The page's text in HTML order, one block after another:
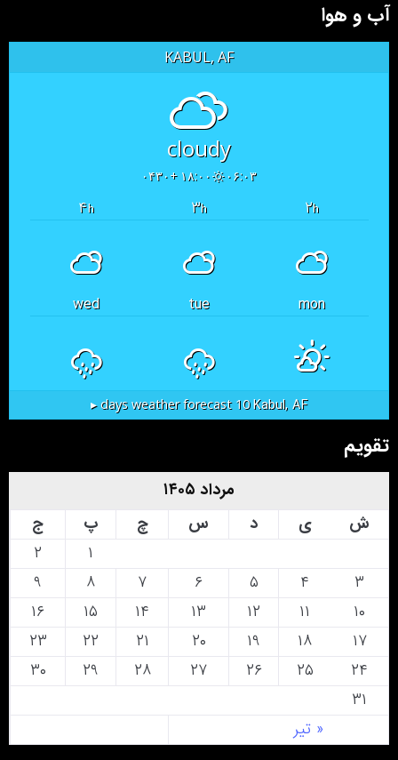
آب و هوا
KABUL, AF
cloudy
۰۶:۰۳ ۱۸:۰۰ +۰۴۳۰
۲h ۳h ۴h
mon
tue
wed
Kabul, AF
10 days weather forecast ▸
تقویم
مرداد ۱۴۰۵
ش
ی د س چ پ ج
« تیر
۲
۳
۴ ۵ ۶ ۷ ۸
۹
۱۰
۱۱ ۱۲ ۱۳ ۱۴ ۱۵
۱۶
۱۷
۱۸ ۱۹ ۲۰ ۲۱ ۲۲
۲۳
۲۴
۲۵ ۲۶ ۲۷ ۲۸ ۲۹
۳۰
۳۱